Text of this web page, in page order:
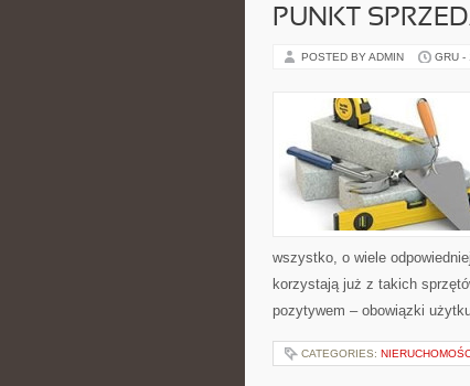
PUNKT
POSTED BY ADMIN GRU -
wszystko, o wiele
korzystają już z takich
pozytywem – obowiązki
CATEGORIES: